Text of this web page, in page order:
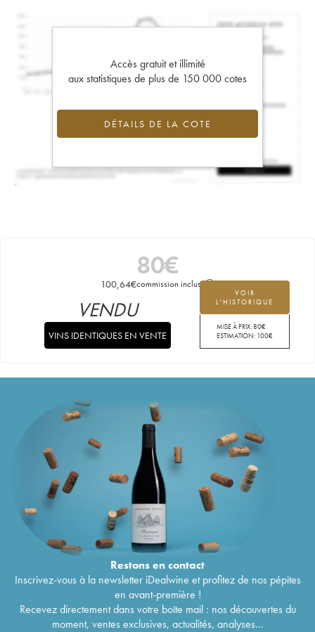
Accès gratuit et illimité
aux statistiques de plus de 150 000 cotes
DÉTAILS DE LA COTE
80€
100,64€commission incluse
VOIR
L'HISTORIQUE
MISE À PRIX:80€
ESTIMATION: 100€
VENDU
VINS IDENTIQUES EN VENTE
Restons encontact
Inscrivez-vous à la newsletter iDealwine et profitez de nos pépites
en avant-première !
Recevez directement dans votre boîte mail : nos découvertes du
moment, ventes exclusives, actualités, analyses...